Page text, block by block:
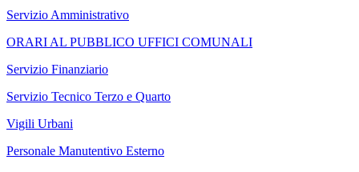
Servizio Amministrativo
ORARI AL PUBBLICO UFFICI COMUNALI
Servizio Finanziario
Servizio Tecnico Terzo e Quarto
Vigili Urbani
Personale Manutentivo Esterno